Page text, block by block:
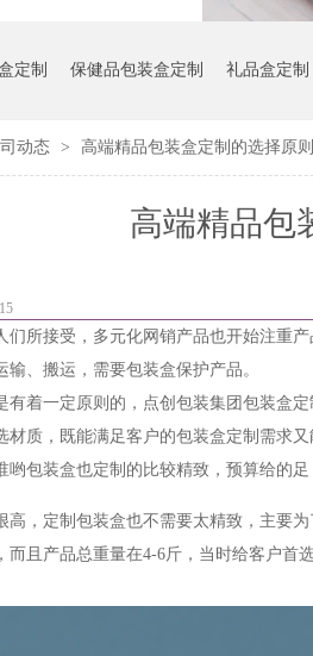
定制 保健品包装盒定制 礼品盒定制
动态 > 高端精品包装盒定制的选择原则
高端精品包
们所接受，多元化网销产品也开始注重
、搬运，需要包装盒保护产品。
有着一定原则的，点创包装集团包装盒
质，既能满足客户的包装盒定制需求又
包装盒也定制的比较精致，预算给的足
高，定制包装盒也不需要太精致，主要
而且产品总重量在4-6斤，当时给客户首